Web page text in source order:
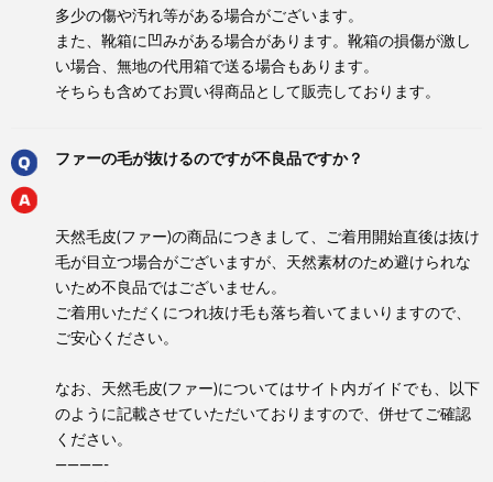
多少の傷や汚れ等がある場合がございます。
また、靴箱に凹みがある場合があります。靴箱の損傷が激し
い場合、無地の代用箱で送る場合もあります。
そちらも含めてお買い得商品として販売しております。
ファーの毛が抜けるのですが不良品ですか？
天然毛皮(ファー)の商品につきまして、ご着用開始直後は抜け
毛が目立つ場合がございますが、天然素材のため避けられな
いため不良品ではございません。
ご着用いただくにつれ抜け毛も落ち着いてまいりますので、
ご安心ください。
なお、天然毛皮(ファー)についてはサイト内ガイドでも、以下
のように記載させていただいておりますので、併せてご確認
ください。
————-